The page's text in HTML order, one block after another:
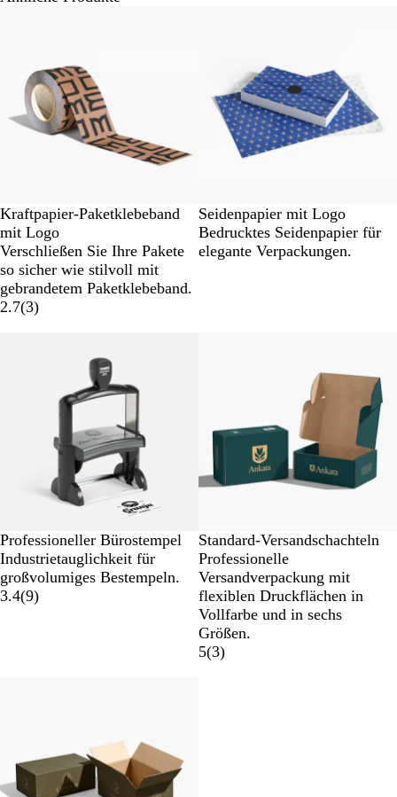
Kraftpapier-Paketklebeband
mit Logo
Verschließen Sie Ihre Pakete
so sicher wie stilvoll mit
gebrandetem Paketklebeband.
2.7(3)
Seidenpapier mit Logo
Bedrucktes Seidenpapier für
elegante Verpackungen.
Professioneller Bürostempel
Industrietauglichkeit für
großvolumiges Bestempeln.
3.4(9)
Standard-Versandschachteln
Professionelle
Versandverpackung mit
flexiblen Druckflächen in
Vollfarbe und in sechs
Größen.
5(3)